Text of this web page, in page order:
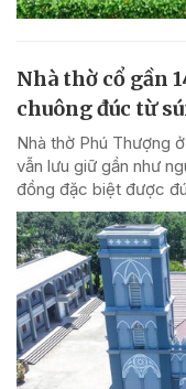
Nhà thờ cổ gần
chuông đúc từ
Nhà thờ Phú Thượng
vẫn lưu giữ gần như
đồng đặc biệt được